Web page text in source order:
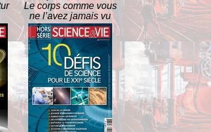
Le corps comme vous
ne l’avez jamais vu